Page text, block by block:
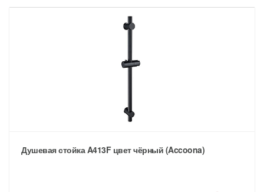
Душевая стойка A413F цвет чёрный (Accoona)